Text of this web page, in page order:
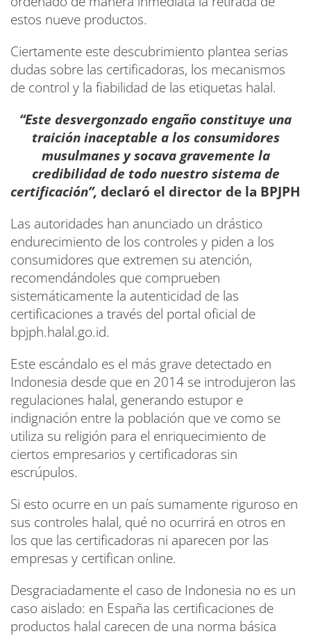
estos nueve productos.
Ciertamente este descubrimiento plantea serias
dudas sobre las certificadoras, los mecanismos
de control y la fiabilidad de las etiquetas halal.
“Este desvergonzado engaño constituye una
traición inaceptable a los consumidores
musulmanes y socava gravemente la
credibilidad de todo nuestro sistema de
certificación”, declaró el director de la BPJPH
Las autoridades han anunciado un drástico
endurecimiento de los controles y piden a los
consumidores que extremen su atención,
recomendándoles que comprueben
sistemáticamente la autenticidad de las
certificaciones a través del portal oficial de
bpjph.halal.go.id.
Este escándalo es el más grave detectado en
Indonesia desde que en 2014 se introdujeron las
regulaciones halal, generando estupor e
indignación entre la población que ve como se
utiliza su religión para el enriquecimiento de
ciertos empresarios y certificadoras sin
escrúpulos.
Si esto ocurre en un país sumamente riguroso en
sus controles halal, qué no ocurrirá en otros en
los que las certificadoras ni aparecen por las
empresas y certifican online.
Desgraciadamente el caso de Indonesia no es un
caso aislado: en España las certificaciones de
productos halal carecen de una norma básica